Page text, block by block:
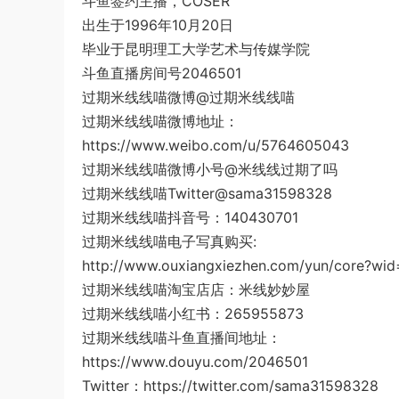
出生于1996年10月20日
毕业于昆明理工大学艺术与传媒学院
斗鱼直播房间号2046501
过期米线线喵微博@过期米线线喵
过期米线线喵微博地址：
https://www.weibo.com/u/5764605043
过期米线线喵微博小号@米线线过期了吗
过期米线线喵Twitter@sama31598328
过期米线线喵抖音号：140430701
过期米线线喵电子写真购买:
http://www.ouxiangxiezhen.com/yun/
过期米线线喵淘宝店店：米线妙妙屋
过期米线线喵小红书：265955873
过期米线线喵斗鱼直播间地址：
https://www.douyu.com/2046501
Twitter：https://twitter.com/sama31598328